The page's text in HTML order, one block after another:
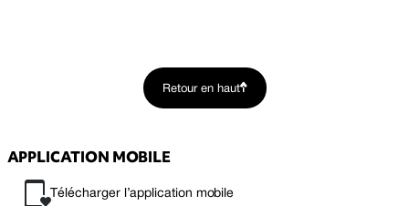
Retour en haut
APPLICATION MOBILE
Télécharger l’application mobile